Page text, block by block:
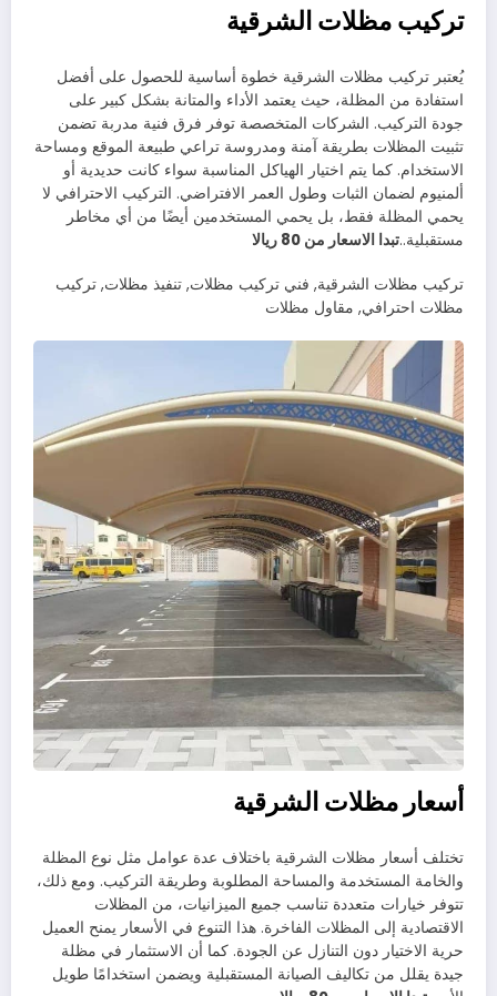
تركيب مظلات الشرقية
يُعتبر تركيب مظلات الشرقية خطوة أساسية للحصول على أفضل
استفادة من المظلة، حيث يعتمد الأداء والمتانة بشكل كبير على
جودة التركيب. الشركات المتخصصة توفر فرق فنية مدربة تضمن
تثبيت المظلات بطريقة آمنة ومدروسة تراعي طبيعة الموقع ومساحة
الاستخدام. كما يتم اختيار الهياكل المناسبة سواء كانت حديدية أو
ألمنيوم لضمان الثبات وطول العمر الافتراضي. التركيب الاحترافي لا
يحمي المظلة فقط، بل يحمي المستخدمين أيضًا من أي مخاطر
مستقبلية..تبدا الاسعار من 80 ريالا
تركيب مظلات الشرقية, فني تركيب مظلات, تنفيذ مظلات, تركيب
مظلات احترافي, مقاول مظلات
أسعار مظلات الشرقية
تختلف أسعار مظلات الشرقية باختلاف عدة عوامل مثل نوع المظلة
والخامة المستخدمة والمساحة المطلوبة وطريقة التركيب. ومع ذلك،
تتوفر خيارات متعددة تناسب جميع الميزانيات، من المظلات
الاقتصادية إلى المظلات الفاخرة. هذا التنوع في الأسعار يمنح العميل
حرية الاختيار دون التنازل عن الجودة. كما أن الاستثمار في مظلة
جيدة يقلل من تكاليف الصيانة المستقبلية ويضمن استخدامًا طويل